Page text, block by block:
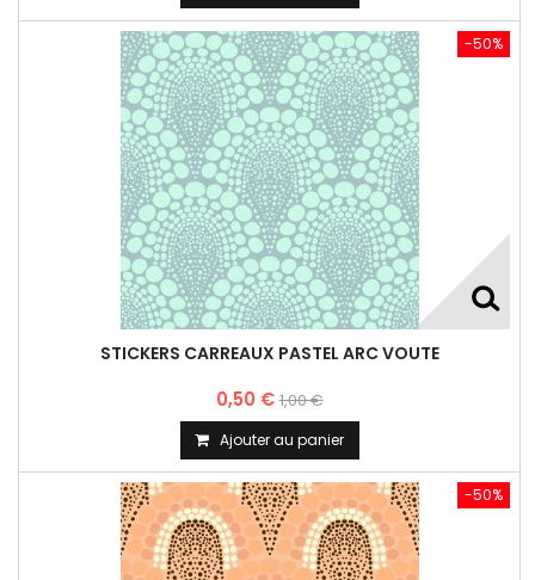
STICKERS CARREAUX PASTEL ARC VOUTE
0,50 €1,00 €
-50%
Ajouter au panier
-50%